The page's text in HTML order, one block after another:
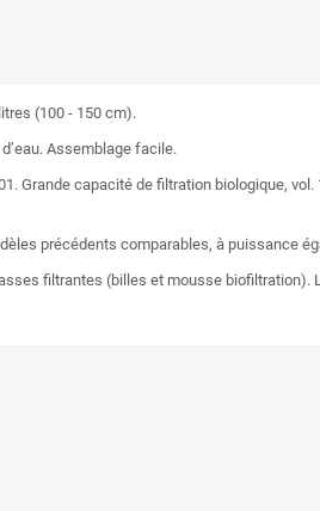
(100 - 150 cm).
Assemblage facile.
Grande capacité de filtration biologique, vol.
précédents comparables, à puissance
filtrantes (billes et mousse biofiltration).